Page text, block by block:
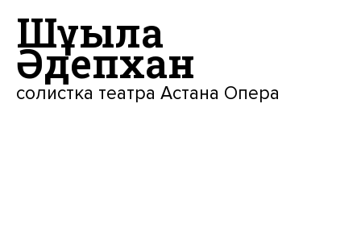
Шұғыла
Әдепхан
солистка театра Астана Опера